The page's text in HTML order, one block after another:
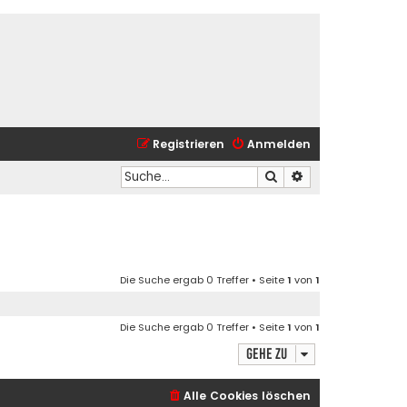
Anmelden
Registrieren
Suche
Die Suche ergab 0 Treffer • Seite1 von 1
Die Suche ergab 0 Treffer • Seite1 von 1
Gehe zu
Alle Cookies löschen